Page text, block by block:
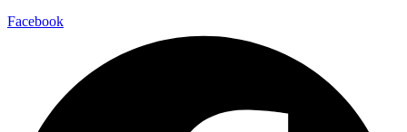
Facebook